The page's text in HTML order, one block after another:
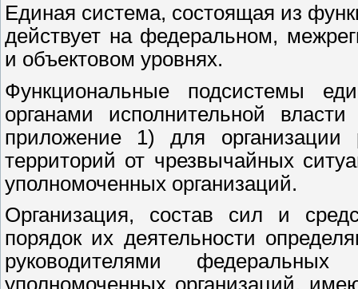
Единая система, состоящая из
действует на федеральном,
и объектовом уровнях.
Функциональные подсистемы
органами исполнительной
приложение 1) для
территорий от чрезвычайных
уполномоченных организаций.
Организация, состав сил и
порядок их деятельности
руководителями
уполномоченных организаций,